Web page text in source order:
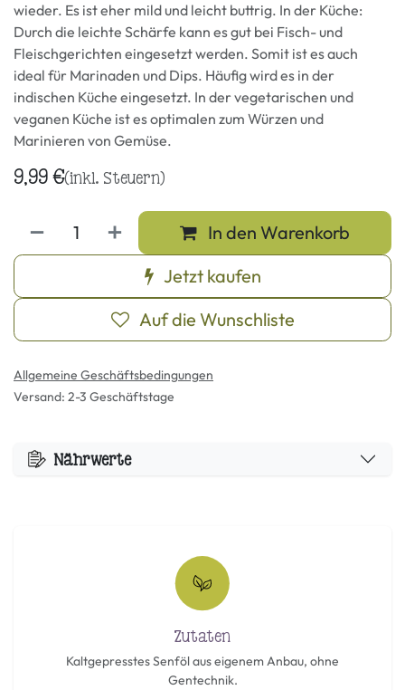
wieder. Es ist eher mild und leicht buttrig. In der Küche:
Durch die leichte Schärfe kann es gut bei Fisch- und
Fleischgerichten eingesetzt werden. Somit ist es auch
ideal für Marinaden und Dips. Häufig wird es in der
indischen Küche eingesetzt. In der vegetarischen und
veganen Küche ist es optimalen zum Würzen und
Marinieren von Gemüse.
9,99€(inkl. Steuern)
In den Warenkorb
Jetzt kaufen
Auf die Wunschliste
Allgemeine Geschäftsbedingungen
Versand: 2-3 Geschäftstage
Nährwerte
Zutaten
Kaltgepresstes Senföl aus eigenem Anbau, ohne
Gentechnik.